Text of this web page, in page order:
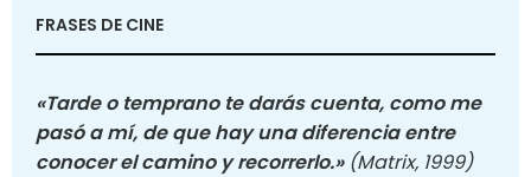
FRASES DE CINE
«Tarde o temprano te darás cuenta, como me
pasó a mí, de que hay una diferencia entre
conocer el camino y recorrerlo.» (Matrix, 1999)